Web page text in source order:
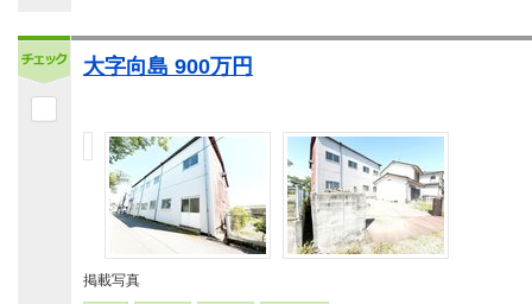
大字向島 900万円
掲載写真